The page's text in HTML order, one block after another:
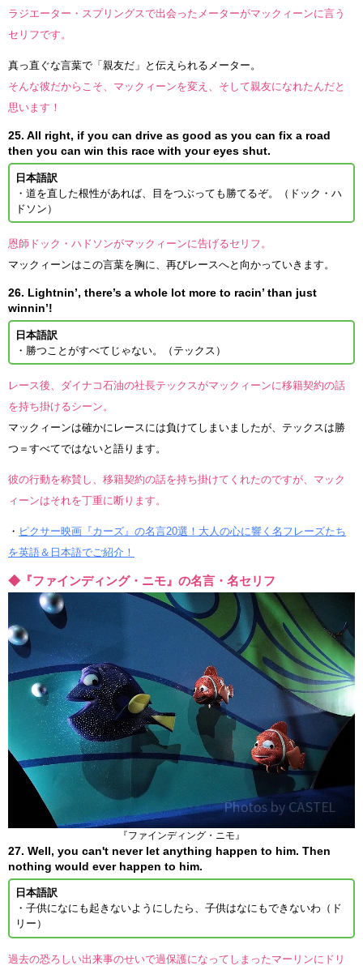
ラジエーター・スプリングスで出会ったメーターがマックィーンに言う
セリフです。
真っ直ぐな言葉で「親友だ」と伝えられるメーター。
そんな彼だからこそ、マックィーンを変え、そして親友になれたんだと
思います！
25. All right, if you can drive as good as you can fix a road
then you can win this race with your eyes shut.
日本語訳
・道を直した根性があれば、目をつぶっても勝てるぞ。（ドック・ハ
ドソン）
恩師ドック・ハドソンがマックィーンに告げるセリフ。
マックィーンはこの言葉を胸に、再びレースへと向かっていきます。
26. Lightnin’, there’s a whole lot more to racin’ than just
winnin’!
日本語訳
・勝つことがすべてじゃない。（テックス）
レース後、ダイナコ石油の社長テックスがマックィーンに移籍契約の話
を持ち掛けるシーン。
マックィーンは確かにレースには負けてしまいましたが、テックスは勝
つ＝すべてではないと語ります。
彼の行動を称賛し、移籍契約の話を持ち掛けてくれたのですが、マック
ィーンはそれを丁重に断ります。
・ ピクサー映画『カーズ』の名言20選！大人の心に響く名フレーズたち
を英語＆日本語でご紹介！
◆『ファインディング・ニモ』の名言・名セリフ
『ファインディング・ニモ』
27. Well, you can't never let anything happen to him. Then
nothing would ever happen to him.
日本語訳
・子供になにも起きないようにしたら、子供はなにもできないわ（ド
リー）
過去の恐ろしい出来事のせいで過保護になってしまったマーリンにドリ